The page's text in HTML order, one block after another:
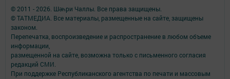
© 2011 - 2026. Шәһри Чаллы. Все права защищены.
© ТАТМЕДИА. Все материалы, размещенные на сайте, защищены
законом.
Перепечатка, воспроизведение и распространение в любом объеме
информации,
размещенной на сайте, возможна только с письменного согласия
редакций СМИ.
При поддержке Республиканского агентства по печати и массовым